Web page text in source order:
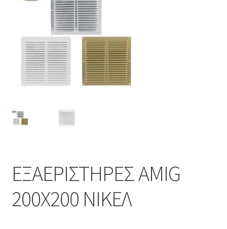
Ο λογαριασμός μου
ΕΞΑΕΡΙΣΤΗΡΕΣ AMIG
200Χ200 ΝΙΚΕΛ